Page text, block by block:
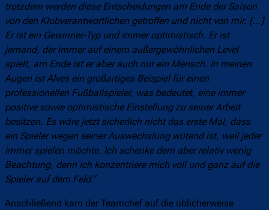
trotzdem werden diese Entscheidungen am Ende der Saison
von den Klubverantwortlichen getroffen und nicht von mir. […]
Er ist ein Gewinner-Typ und immer optimistisch. Er ist
jemand, der immer auf einem außergewöhnlichen Level
spielt, am Ende ist er aber auch nur ein Mensch. In meinen
Augen ist Alves ein großartiges Beispiel für einen
professionellen Fußballspieler, was bedeutet, eine immer
positive sowie optimistische Einstellung zu seiner Arbeit
besitzen. Es wäre jetzt sicherlich nicht das erste Mal, dass
ein Spieler wegen seiner Auswechslung wütend ist, weil jeder
immer spielen möchte. Ich schenke dem aber relativ wenig
Beachtung, denn ich konzentriere mich voll und ganz auf die
Spieler auf dem Feld.“
Anschließend kam der Teamchef auf die üblicherweise